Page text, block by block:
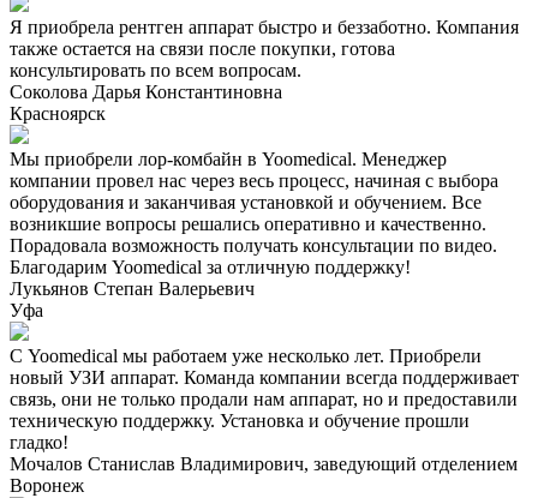
Я приобрела рентген аппарат быстро и беззаботно. Компания
также остается на связи после покупки, готова
консультировать по всем вопросам.
Соколова Дарья Константиновна
Красноярск
Мы приобрели лор-комбайн в Yoomedical. Менеджер
компании провел нас через весь процесс, начиная с выбора
оборудования и заканчивая установкой и обучением. Все
возникшие вопросы решались оперативно и качественно.
Порадовала возможность получать консультации по видео.
Благодарим Yoomedical за отличную поддержку!
Лукьянов Степан Валерьевич
Уфа
С Yoomedical мы работаем уже несколько лет. Приобрели
новый УЗИ аппарат. Команда компании всегда поддерживает
связь, они не только продали нам аппарат, но и предоставили
техническую поддержку. Установка и обучение прошли
гладко!
Мочалов Станислав Владимирович, заведующий отделением
Воронеж